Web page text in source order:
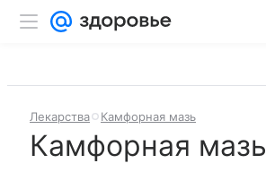
Лекарства Камфорная мазь
Камфорная мазь